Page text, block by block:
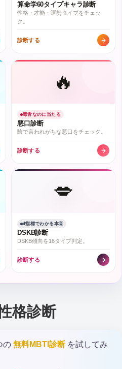
算命学60タイプキャラ診断
性格・才能・運勢タイプをチェッ
ク。
診断する
🔥
毒舌なのに当たる
悪口診断
陰で言われがちな悪口をチェック。
診断する
💋
4指標でわかる本音
DSKB診断
DSKB傾向を16タイプ判定。
診断する
格診断
の 無料MBTI診断を試してみ